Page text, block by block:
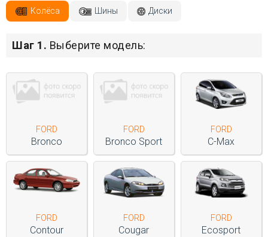
Услуги шиномонтажа
Контакты
+7(812)317-
17-
52
Колёса Шины Диски
Шаг 1. Выберите модель:
FORD
Bronco
FORD
Bronco Sport
FORD
C-Max
FORD
Contour
FORD
Cougar
FORD
Ecosport